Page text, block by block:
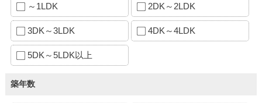
～1LDK 2DK～2LDK
3DK～3LDK 4DK～4LDK
5DK～5LDK以上
築年数